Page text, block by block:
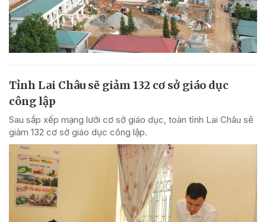
Tỉnh Lai Châu sẽ giảm 132 cơ sở giáo dục
công lập
Sau sắp xếp mạng lưới cơ sở giáo dục, toàn tỉnh Lai Châu sẽ
giảm 132 cơ sở giáo dục công lập.